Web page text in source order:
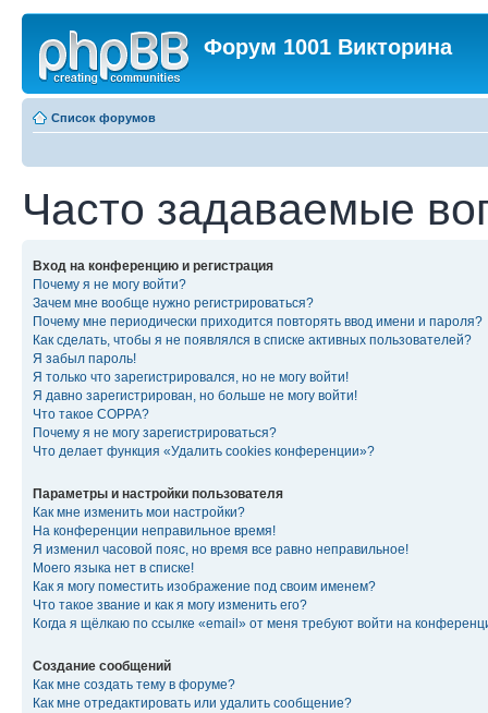
Форум 1001 Викторина
Список форумов
Часто задаваемые
Вход на конференцию и регистрация
Почему я не могу войти?
Зачем мне вообще нужно регистрироваться?
Почему мне периодически приходится повторять ввод имени и пароля?
Как сделать, чтобы я не появлялся в списке активных пользователей?
Я забыл пароль!
Я только что зарегистрировался, но не могу войти!
Я давно зарегистрирован, но больше не могу войти!
Что такое COPPA?
Почему я не могу зарегистрироваться?
Что делает функция «Удалить cookies конференции»?
Параметры и настройки пользователя
Как мне изменить мои настройки?
На конференции неправильное время!
Я изменил часовой пояс, но время все равно неправильное!
Моего языка нет в списке!
Как я могу поместить изображение под своим именем?
Что такое звание и как я могу изменить его?
Когда я щёлкаю по ссылке «email» от меня требуют войти на
Создание сообщений
Как мне создать тему в форуме?
Как мне отредактировать или удалить сообщение?